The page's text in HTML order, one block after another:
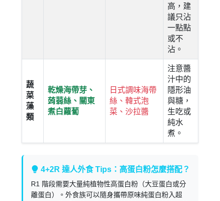
高，建
議只沾
一點點
或不
沾。
蔬
菜
藻
類
乾燥海帶芽、
蒟蒻絲、關東
煮白蘿蔔
日式調味海帶
絲、韓式泡
菜、沙拉醬
注意醬
汁中的
隱形油
與糖，
生吃或
純水
煮。
4+2R 達人外食 Tips：高蛋白粉怎麼搭配？
R1 階段需要大量純植物性高蛋白粉（大豆蛋白或分
離蛋白）。外食族可以隨身攜帶原味純蛋白粉入超